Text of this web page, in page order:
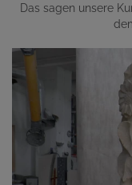
Das sagen unsere